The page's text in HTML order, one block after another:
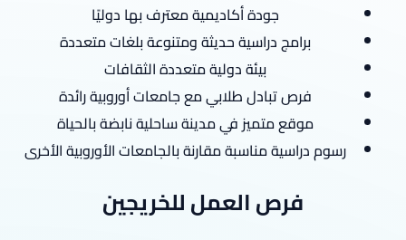
جودة أكاديمية معترف بها دوليًا
برامج دراسية حديثة ومتنوعة بلغات متعددة
بيئة دولية متعددة الثقافات
فرص تبادل طلابي مع جامعات أوروبية رائدة
موقع متميز في مدينة ساحلية نابضة بالحياة
رسوم دراسية مناسبة مقارنة بالجامعات الأوروبية الأخرى
فرص العمل للخريجين